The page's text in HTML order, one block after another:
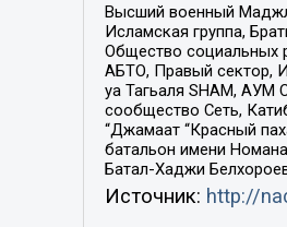
Высший военный
Исламская группа,
Общество социальных
АБТО, Правый сектор,
уа Тагьаля SHAM,
сообщество Сеть,
“Джамаат “Красный
батальон имени
Батал-Хаджи
Источник: http://